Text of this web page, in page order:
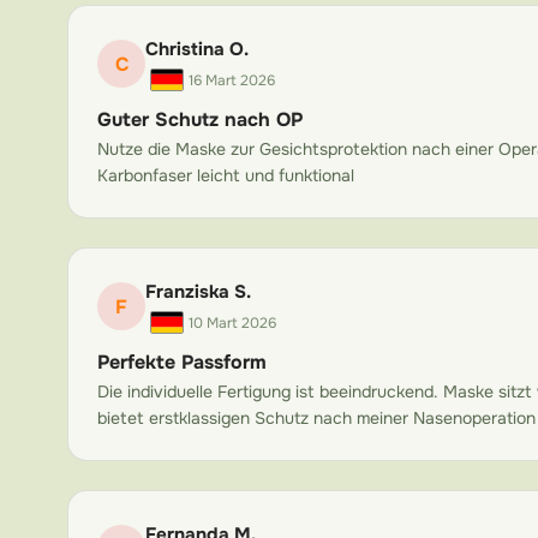
La fibra de carbono de
cualquier plástico o
resistir impactos
en el entorno
protección fuera
subyacente, la fibra de
Material
El interior de la máscara
con la piel. Evitamos
períodos de uso
Impermeable y
C
Christina O.
16 Mart 2026
Guter Schutz nach OP
Nutze die Maske zur Gesichtsprotektion nach einer
Karbonfaser leicht und funktional
F
Franziska S.
10 Mart 2026
Perfekte Passform
Die individuelle Fertigung ist beeindruckend. Maske
bietet erstklassigen Schutz nach meiner Nasenoperation